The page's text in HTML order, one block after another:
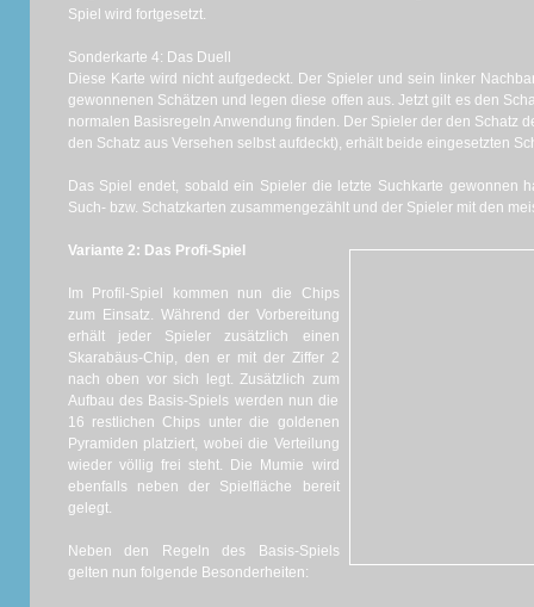
Spiel wird fortgesetzt.
Sonderkarte 4: Das Duell
Diese Karte wird nicht aufgedeckt. Der Spieler und sein linker
gewonnenen Schätzen und legen diese offen aus. Jetzt gilt es den
normalen Basisregeln Anwendung finden. Der Spieler der den Schatz
den Schatz aus Versehen selbst aufdeckt), erhält beide eingesetzten
Das Spiel endet, sobald ein Spieler die letzte Suchkarte gewonnen
Such- bzw. Schatzkarten zusammengezählt und der Spieler mit den
Variante 2: Das Profi-Spiel
Im Profil-Spiel kommen nun die Chips
zum Einsatz. Während der Vorbereitung
erhält jeder Spieler zusätzlich einen
Skarabäus-Chip, den er mit der Ziffer 2
nach oben vor sich legt. Zusätzlich zum
Aufbau des Basis-Spiels werden nun die
16 restlichen Chips unter die goldenen
Pyramiden platziert, wobei die Verteilung
wieder völlig frei steht. Die Mumie wird
ebenfalls neben der Spielfläche bereit
gelegt.
Neben den Regeln des Basis-Spiels
gelten nun folgende Besonderheiten: